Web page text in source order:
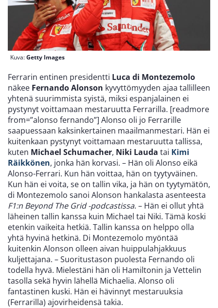
Kuva:Getty Images
Ferrarin entinen presidentti Luca di Montezemolo
näkee Fernando Alonson kyvyttömyyden ajaa tallilleen
yhtenä suurimmista syistä, miksi espanjalainen ei
pystynyt voittamaan mestaruutta Ferrarilla. [readmore
from=”alonso fernando”] Alonso oli jo Ferrarille
saapuessaan kaksinkertainen maailmanmestari. Hän ei
kuitenkaan pystynyt voittamaan mestaruutta tallissa,
kuten Michael Schumacher, Niki Lauda tai Kimi
Räikkönen, jonka hän korvasi. – Hän oli Alonso eikä
Alonso-Ferrari. Kun hän voittaa, hän on tyytyväinen.
Kun hän ei voita, se on tallin vika, ja hän on tyytymätön,
di Montezemolo sanoi Alonson hankalasta asenteesta
F1:n Beyond The Grid -podcastissa. – Hän ei ollut yhtä
läheinen tallin kanssa kuin Michael tai Niki. Tämä koski
etenkin vaikeita hetkiä. Tallin kanssa on helppo olla
yhtä hyvinä hetkinä. Di Montezemolo myöntää
kuitenkin Alonson olleen aivan huippulahjakkuus
kuljettajana. – Suoritustason puolesta Fernando oli
todella hyvä. Mielestäni hän oli Hamiltonin ja Vettelin
tasolla sekä hyvin lähellä Michaelia. Alonso oli
fantastinen kuski. Hän ei hävinnyt mestaruuksia
(Ferrarilla) ajovirheidensä takia.